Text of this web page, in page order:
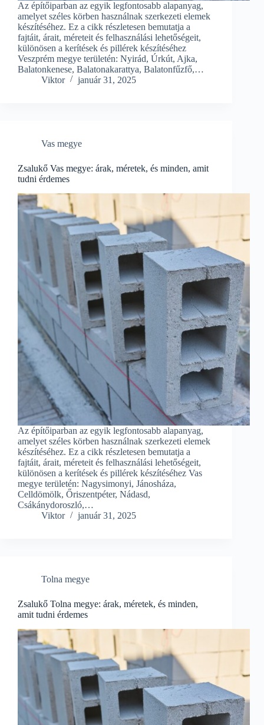
Az építőiparban az egyik legfontosabb alapanyag,
amelyet széles körben használnak szerkezeti elemek
készítéséhez. Ez a cikk részletesen bemutatja a
fajtáit, árait, méreteit és felhasználási lehetőségeit,
különösen a kerítések és pillérek készítéséhez
Veszprém megye területén: Nyirád, Úrkút, Ajka,
Balatonkenese, Balatonakarattya, Balatonfűzfő,…
Viktor
január 31, 2025
Vas megye
Zsalukő Vas megye: árak, méretek, és minden, amit
tudni érdemes
Az építőiparban az egyik legfontosabb alapanyag,
amelyet széles körben használnak szerkezeti elemek
készítéséhez. Ez a cikk részletesen bemutatja a
fajtáit, árait, méreteit és felhasználási lehetőségeit,
különösen a kerítések és pillérek készítéséhez Vas
megye területén: Nagysimonyi, Jánosháza,
Celldömölk, Őriszentpéter, Nádasd,
Csákánydoroszló,…
Viktor
január 31, 2025
Tolna megye
Zsalukő Tolna megye: árak, méretek, és minden,
amit tudni érdemes